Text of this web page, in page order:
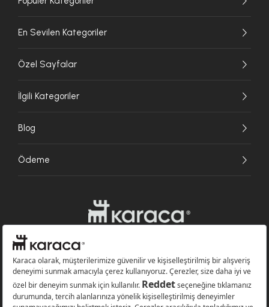
En Sevilen Kategoriler
Özel Sayfalar
İlgili Kategoriler
Blog
Ödeme
Websitesinde kullanılan bazı görseller yapay zekâ (AI) ile üretilmiştir.